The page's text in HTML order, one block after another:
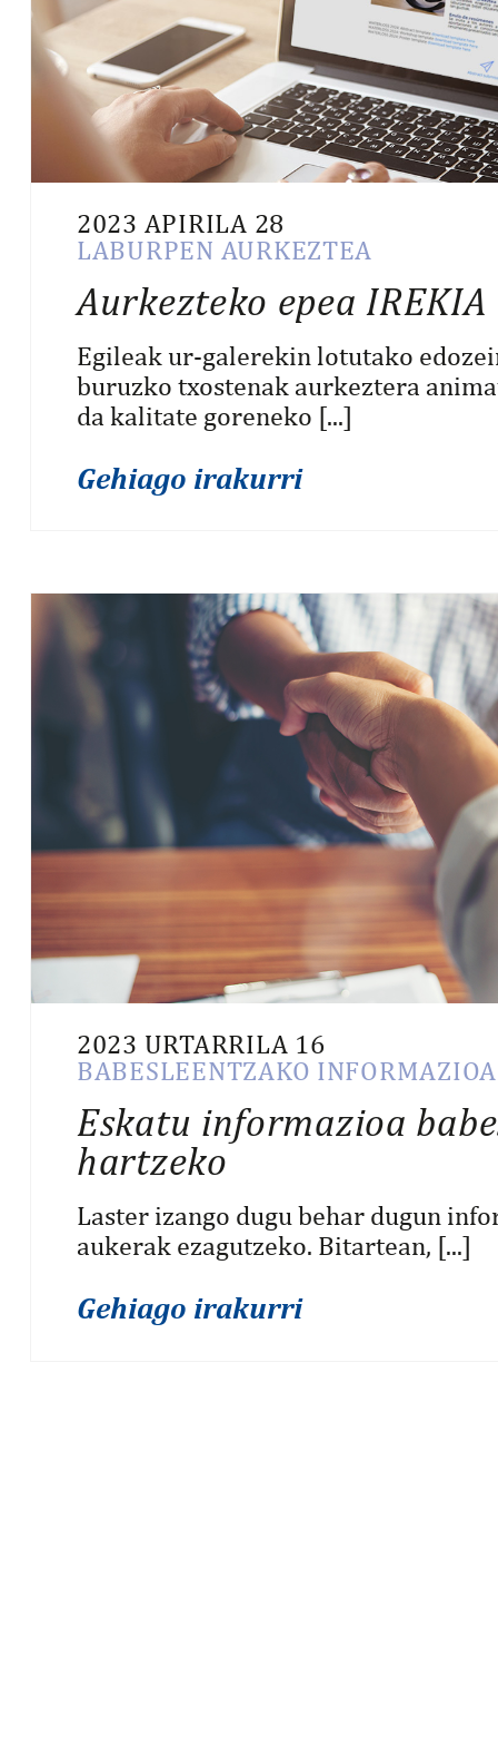
2023 APIRILA 28
LABURPEN AURKEZTEA
Aurkezteko epea IREKIA
Egileak ur-galerekin lotutako
buruzko txostenak aurkeztera
da kalitate goreneko [...]
Gehiago irakurri
2023 URTARRILA 16
BABESLEENTZAKO INFORMAZIOA
Eskatu informazioa
hartzeko
Laster izango dugu behar dugun
aukerak ezagutzeko. Bitartean, [...]
Gehiago irakurri